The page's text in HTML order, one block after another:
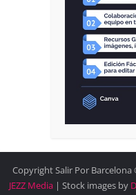
Copyright Salir Por
JEZZ Media | Stock images by